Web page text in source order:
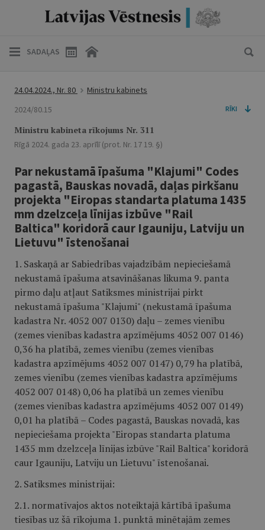
SADAĻAS
24.04.2024., Nr. 80
Ministru kabinets
2024/80.15
RĪKI
Ministru kabineta rīkojums Nr. 311
Rīgā 2024. gada 23. aprīlī (prot. Nr. 17 19. §)
Par nekustamā īpašuma "Klajumi" Codes
pagastā, Bauskas novadā, daļas pirkšanu
projekta "Eiropas standarta platuma 1435
mm dzelzceļa līnijas izbūve "Rail
Baltica" koridorā caur Igauniju, Latviju un
Lietuvu" īstenošanai
1. Saskaņā ar Sabiedrības vajadzībām nepieciešamā
nekustamā īpašuma atsavināšanas likuma 9. panta
pirmo daļu atļaut Satiksmes ministrijai pirkt
nekustamā īpašuma "Klajumi" (nekustamā īpašuma
kadastra Nr. 4052 007 0130) daļu – zemes vienību
(zemes vienības kadastra apzīmējums 4052 007 0146)
0,36 ha platībā, zemes vienību (zemes vienības
kadastra apzīmējums 4052 007 0147) 0,79 ha platībā,
zemes vienību (zemes vienības kadastra apzīmējums
4052 007 0148) 0,06 ha platībā un zemes vienību
(zemes vienības kadastra apzīmējums 4052 007 0149)
0,01 ha platībā – Codes pagastā, Bauskas novadā, kas
nepieciešama projekta "Eiropas standarta platuma
1435 mm dzelzceļa līnijas izbūve "Rail Baltica" koridorā
caur Igauniju, Latviju un Lietuvu" īstenošanai.
2. Satiksmes ministrijai:
2.1. normatīvajos aktos noteiktajā kārtībā īpašuma
tiesības uz šā rīkojuma 1. punktā minētajām zemes